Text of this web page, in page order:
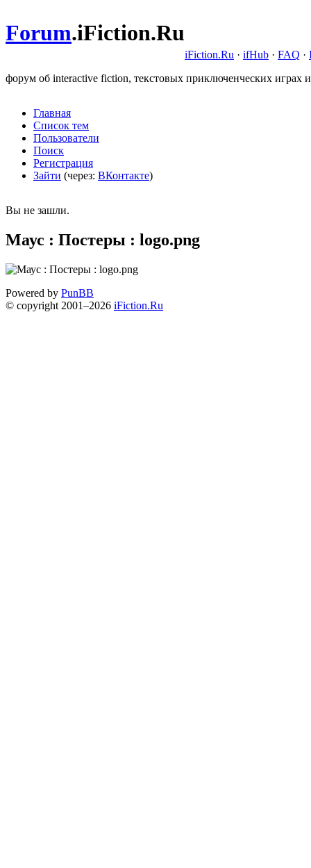
Forum.iFiction.Ru
iFiction.Ru · ifHub · FAQ ·
форум об interactive fiction, текстовых приключенческих играх
Главная
Список тем
Пользователи
Поиск
Регистрация
Зайти (через: ВКонтакте)
Вы не зашли.
Маус : Постеры : logo.png
Powered by PunBB
© copyright 2001–2026 iFiction.Ru